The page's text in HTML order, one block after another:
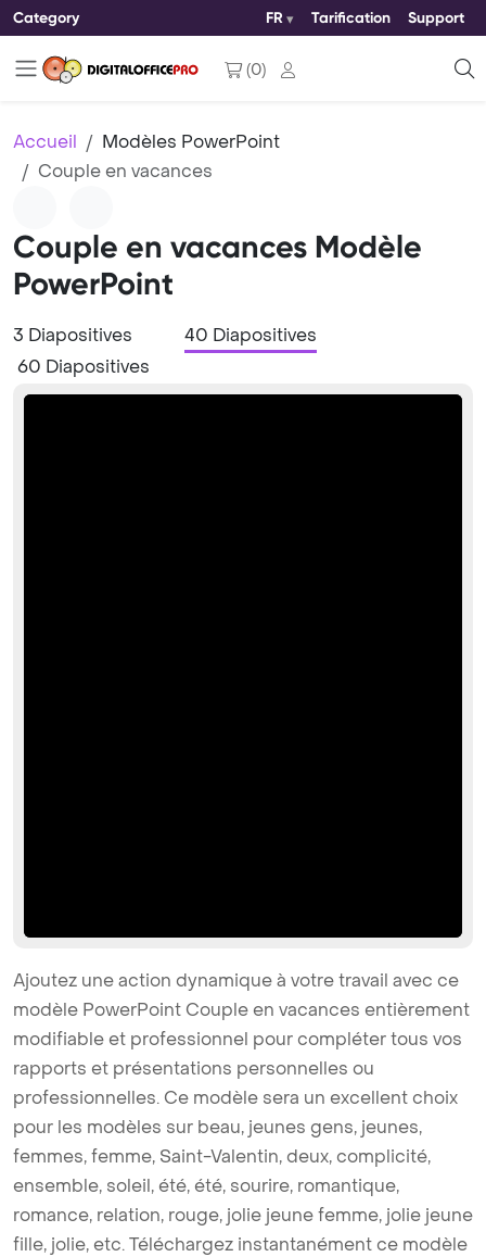
Category FR Tarification Support
(0)
Accueil
Modèles PowerPoint
Couple en vacances
Couple en vacances Modèle
PowerPoint
3 Diapositives
40 Diapositives
60 Diapositives
Ajoutez une action dynamique à votre travail avec ce
modèle PowerPoint Couple en vacances entièrement
modifiable et professionnel pour compléter tous vos
rapports et présentations personnelles ou
professionnelles. Ce modèle sera un excellent choix
pour les modèles sur beau, jeunes gens, jeunes,
femmes, femme, Saint-Valentin, deux, complicité,
ensemble, soleil, été, été, sourire, romantique,
romance, relation, rouge, jolie jeune femme, jolie jeune
fille, jolie, etc. Téléchargez instantanément ce modèle